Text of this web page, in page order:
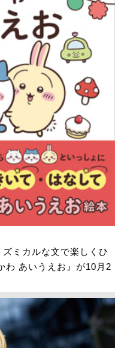
ズミカルな文で楽しくひ
わ あいうえお』が10月2